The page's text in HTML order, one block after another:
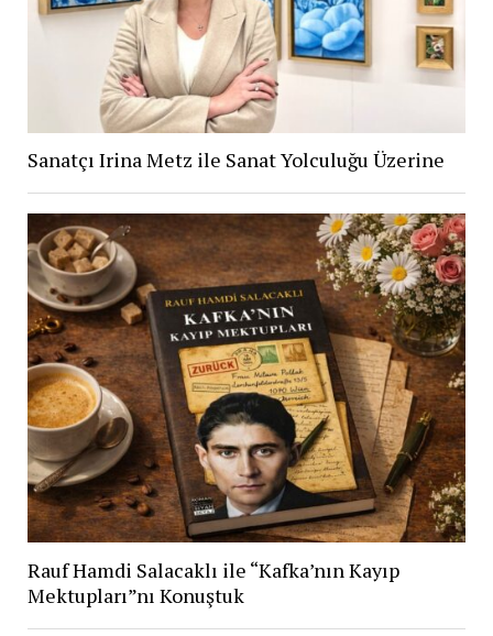
Sanatçı Irina Metz ile Sanat Yolculuğu Üzerine
Rauf Hamdi Salacaklı ile “Kafka’nın Kayıp
Mektupları”nı Konuştuk